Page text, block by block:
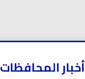
أخبار المحافظات